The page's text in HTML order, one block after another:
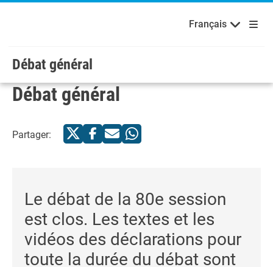
Skip to main content / navigation
Bienvenue aux Nations Unies Français Русский
EspañolFrançais
Débat général
Débat général
Partager:
Le débat de la 80e session
est clos. Les textes et les
vidéos des déclarations pour
toute la durée du débat sont